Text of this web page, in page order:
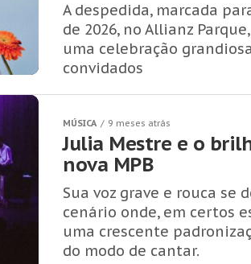
A despedida, marcada
de 2026, no Allianz
uma celebração
convidados
MÚSICA 9 meses atrás
Julia Mestre e o
nova MPB
Sua voz grave e rouca se
cenário onde, em certos
uma crescente
do modo de cantar.